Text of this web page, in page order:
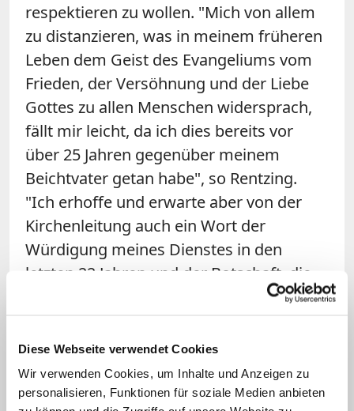
Diese Webseite verwendet Cookies
Wir verwenden Cookies, um Inhalte und Anzeigen zu
personalisieren, Funktionen für soziale Medien anbieten
respektieren zu wollen. "Mich von allem
zu distanzieren, was in meinem früheren
Leben dem Geist des Evangeliums vom
Frieden, der Versöhnung und der Liebe
Gottes zu allen Menschen widersprach,
fällt mir leicht, da ich dies bereits vor
über 25 Jahren gegenüber meinem
Beichtvater getan habe", so Rentzing.
"Ich erhoffe und erwarte aber von der
Kirchenleitung auch ein Wort der
Würdigung meines Dienstes in den
letzten 22 Jahren und der Botschaft, die
Vor dem Landeskirchenamt war am
Personen zusammengekommen. Mit